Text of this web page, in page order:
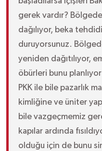
gerek vardır?
dağılıyor, beka
duruyorsunuz.
yeniden dağıtılıyor,
öbürleri bunu
PKK ile bile pazarlık
kimliğine ve üniter
bile vazgeçmemiz
kapılar ardında
olduğu için de bunu